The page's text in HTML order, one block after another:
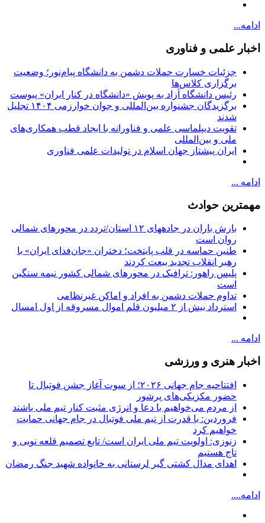
ادامه...
اخبار علمی و فناوری
جزئیات خسارت حملات دشمن به دانشگاه پیام‌نور؛ وضعیت
برگزاری کلاس‌ها
رئیس دانشگاه آزاد به پویش «دانشگاه در کنار ایران» پیوست
برگزیدگان جشنواره بین‌المللی و جوان خوارزمی ۱۴۰۴ تجلیل
شدند
تقویت دیپلماسی علمی و فناورانه با ایجاد قطب همکاری‌های
ملی و بین‌المللی
ایران پیشتاز جهان اسلام در تولیدات علمی فناوری
ادامه ...
مهمترین حوادث
بارش باران در جادههای ۱۲ استان/تردد در محورهای شمالی
روان است
طنین حماسه در قلب پایتخت؛ دختران «جان‌فدای ایران» با
رهبر انقلاب تجدید بیعت کردند
پلیس راهور: ترافیک در محورهای شمالی کشور نیمه سنگین
است
تداوم حملات دشمن به افراد و اماکن غیرنظامی
استرداد بیش از ۲ میلیون قلم اموال مسروقه از اول امسال
ادامه ...
اخبار هنری و ورزشی
افتتاحیه جام جهانی ۲۰۲۶؛ از سوت آغاز جشن فوتبال تا
حضور مکزیکی‌های پرشور
از مردم می‌خواهیم با دعا و انرژی مثبت کنار تیم ملی باشند
فروردین: با قدرت از تیم ملی فوتبال در جام جهانی حمایت
خواهیم کرد
زنوزی: اولویت تیم ملی ایران است/ تابع تصمیم قلعه نویی و
تاج هستیم
اهدای مدال کشتی گیر لرستانی به خانواده شهید جنگ رمضان
ادامه....